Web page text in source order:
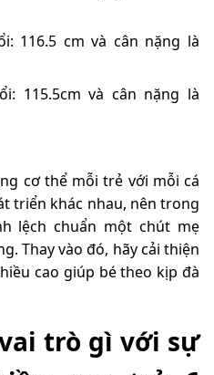
116.5 cm và cân nặng là
115.5cm và cân nặng là
cơ thể mỗi trẻ với mỗi cá
triển khác nhau, nên trong
lệch chuẩn một chút mẹ
Thay vào đó, hãy cải thiện
cao giúp bé theo kịp đà
trò gì với sự